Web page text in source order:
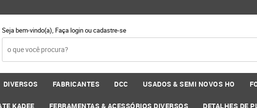
Seja bem-vindo(a), Faça loginoucadastre-se
DIVERSOS FABRICANTES DCC USADOS & SEMI NOVOS HO
KADEE FERRAMENTAS & ACESSÓRIOS DIVERSOS DETALHES DE